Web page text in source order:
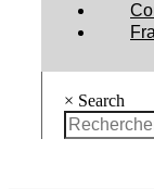
× Search